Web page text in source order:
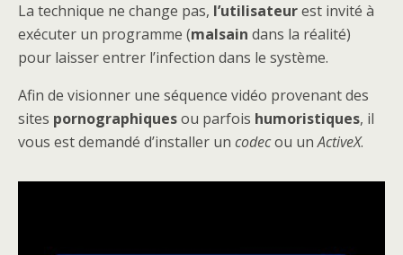
La technique ne change pas, l’utilisateurest invité à
exécuter un programme (malsain dans la réalité)
pour laisser entrer l’infection dans le système.
Afin de visionner une séquence vidéo provenant des
sites pornographiquesou parfois humoristiques, il
vous est demandé d’installer un codecou unActiveX.